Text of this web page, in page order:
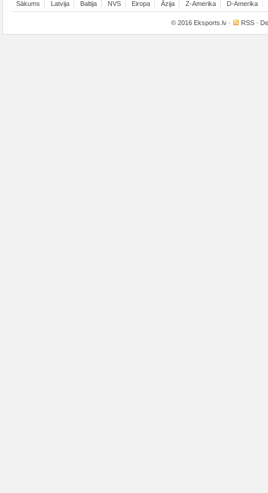
Sākums Latvija Baltija NVS Eiropa Āzija Z-Amerika D-Amerika
© 2016 Eksports.lv · RSS ·